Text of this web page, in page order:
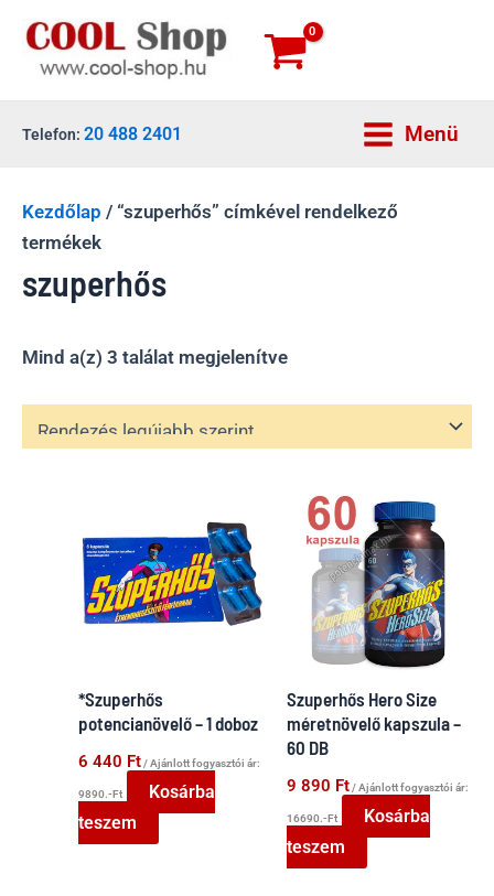
Skip
content
Telefon: 20 488 2401
Main
Menu
Menü
Kezdőlap / “szuperhős” címkével rendelkező
termékek
szuperhős
Mind a(z) 3 találat megjelenítveSorted
*Szuperhős
potencianövelő – 1 doboz
6 440 Ft/ Ajánlott fogyasztói ár:
9890.-Ft
Kosárba
teszem
Szuperhős Hero Size
méretnövelő kapszula –
60 DB
9 890 Ft/ Ajánlott fogyasztói ár:
16690.-Ft
Kosárba
teszem